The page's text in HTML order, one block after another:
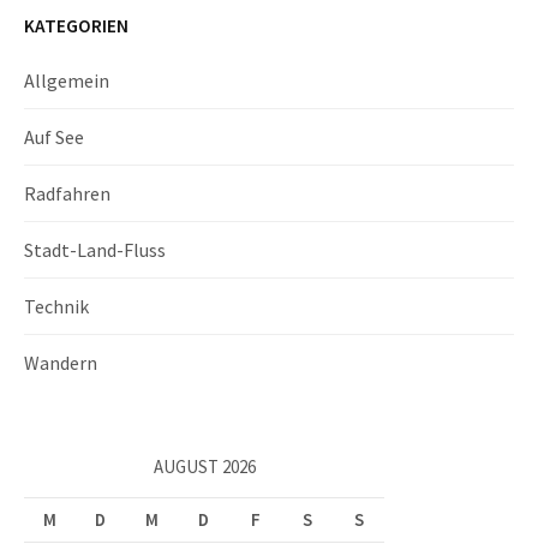
KATEGORIEN
Allgemein
Auf See
Radfahren
Stadt-Land-Fluss
Technik
Wandern
AUGUST 2026
M D M D F S S